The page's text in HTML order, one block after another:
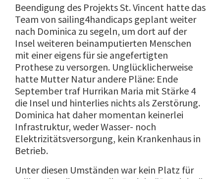
Beendigung des Projekts St. Vincent hatte das
Team von sailing4handicaps geplant weiter
nach Dominica zu segeln, um dort auf der
Insel weiteren beinamputierten Menschen
mit einer eigens für sie angefertigten
Prothese zu versorgen. Unglücklicherweise
hatte Mutter Natur andere Pläne: Ende
September traf Hurrikan Maria mit Stärke 4
die Insel und hinterlies nichts als Zerstörung.
Dominica hat daher momentan keinerlei
Infrastruktur, weder Wasser- noch
Elektrizitätsversorgung, kein Krankenhaus in
Betrieb.
Unter diesen Umständen war kein Platz für